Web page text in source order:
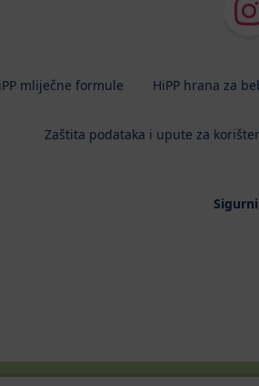
mliječne formule HiPP hrana za
Zaštita podataka i upute za